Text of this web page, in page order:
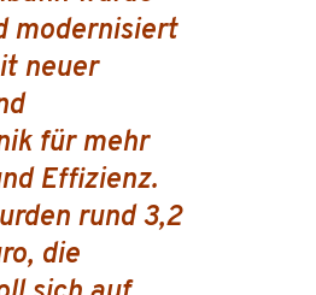
modernisiert
neuer
für mehr
Effizienz.
rund 3,2
die